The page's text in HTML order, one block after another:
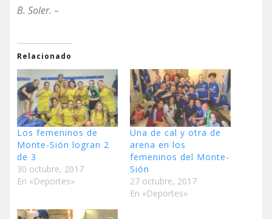
B. Soler. –
Relacionado
Los femeninos de
Monte-Sión logran 2
de 3
30 octubre, 2017
En «Deportes»
Una de cal y otra de
arena en los
femeninos del Monte-
Sión
27 octubre, 2017
En «Deportes»